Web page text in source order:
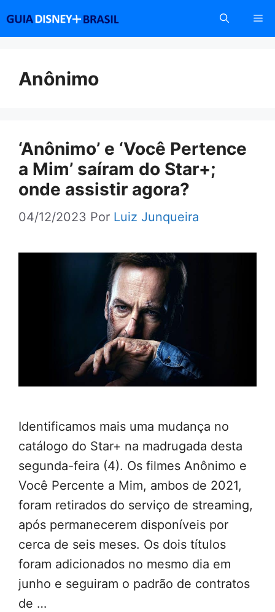
conteúdo
Anônimo
‘Anônimo’ e ‘Você Pertence
a Mim’ saíram do Star+;
onde assistir agora?
04/12/2023 Por Luiz Junqueira
Identificamos mais uma mudança no
catálogo do Star+ na madrugada desta
segunda-feira (4). Os filmes Anônimo e
Você Percente a Mim, ambos de 2021,
foram retirados do serviço de streaming,
após permanecerem disponíveis por
cerca de seis meses. Os dois títulos
foram adicionados no mesmo dia em
junho e seguiram o padrão de contratos
de …